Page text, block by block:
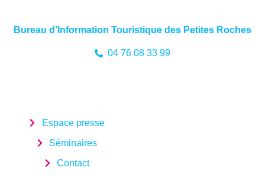
Bureau d’Information Touristique des Petites Roches
04 76 08 33 99
Espace presse
Séminaires
Contact